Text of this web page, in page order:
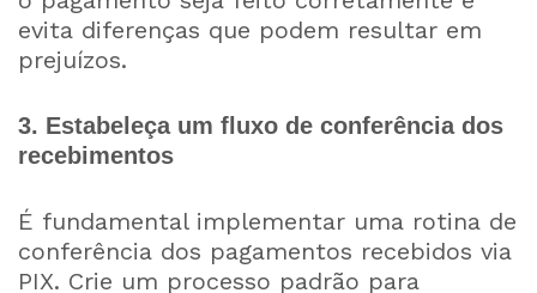
evita diferenças que podem resultar em
prejuízos.
3. Estabeleça um fluxo de conferência dos
recebimentos
É fundamental implementar uma rotina de
conferência dos pagamentos recebidos via
PIX. Crie um processo padrão para